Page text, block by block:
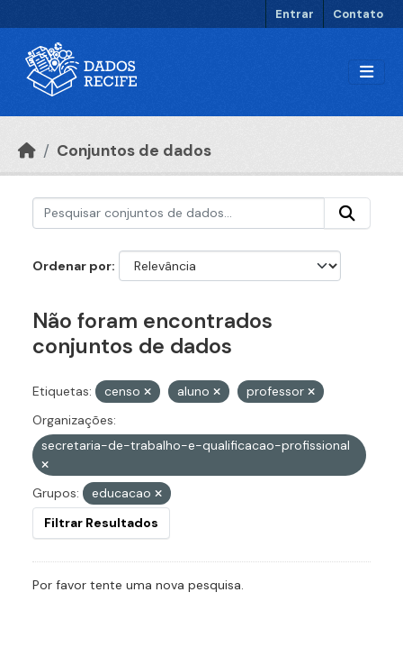
Entrar Contato
Conjuntos de dados
Ordenar por
Não foram encontrados
conjuntos de dados
Etiquetas: censo aluno
professor
Organizações:
secretaria-de-trabalho-e-qualificacao-profissional
Grupos:
educacao
Filtrar Resultados
Por favor tente uma nova pesquisa.